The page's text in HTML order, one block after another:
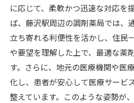
に応じて、柔軟かつ迅速な対応を
ば、藤沢駅周辺の調剤薬局では、
立ち寄れる利便性を活かし、住民
や要望を理解した上で、最適な薬
す。さらに、地元の医療機関や医
化し、患者が安心して医療サービ
整えています。このような姿勢が